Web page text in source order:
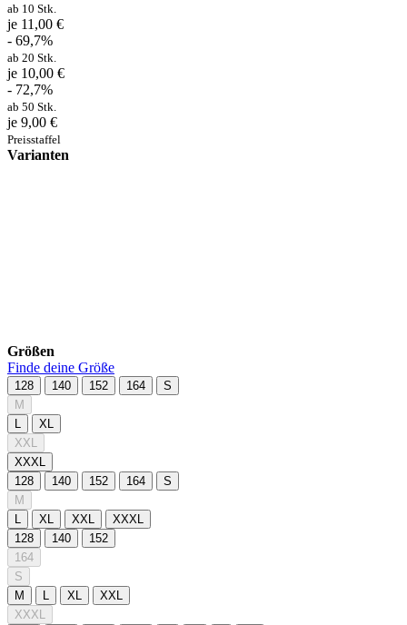
ab 10 Stk.
je 11,00 €
- 69,7%
ab 20 Stk.
je 10,00 €
- 72,7%
ab 50 Stk.
je 9,00 €
Preisstaffel
Varianten
Größen
Finde deine Größe
128 140 152 164
S
M
XL
XXL
XXXL
128
140 152 164
S
M
XL XXL
XXXL
128
140
152
164
S
M
XL
XXL
XXXL